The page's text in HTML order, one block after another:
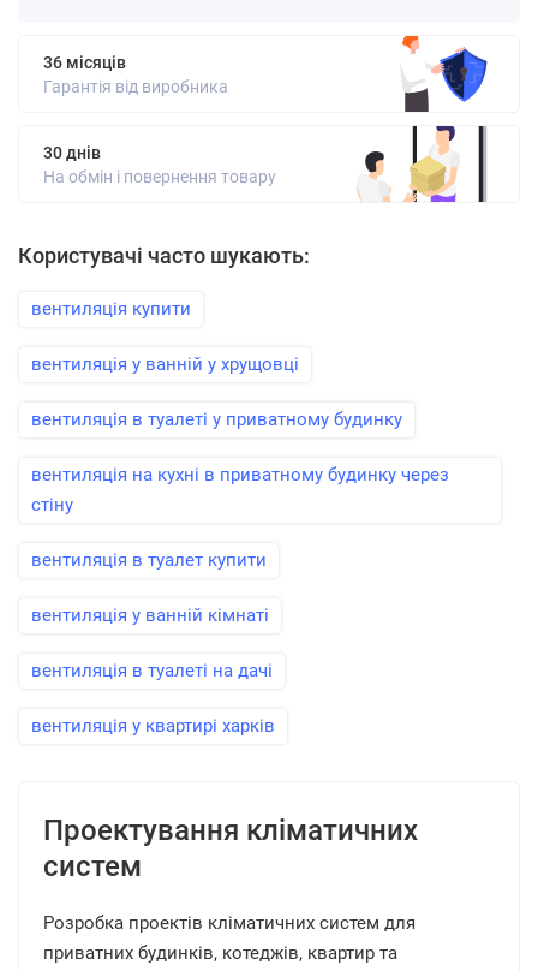
36 місяців
Гарантія від виробника
30 днів
На обмін і повернення товару
Користувачі часто шукають:
вентиляція купити
вентиляція у ванній у хрущовці
вентиляція в туалеті у приватному будинку
вентиляція на кухні в приватному будинку через
стіну
вентиляція в туалет купити
вентиляція у ванній кімнаті
вентиляція в туалеті на дачі
вентиляція у квартирі харків
Проектування кліматичних
систем
Розробка проектів кліматичних систем для
приватних будинків, котеджів, квартир та